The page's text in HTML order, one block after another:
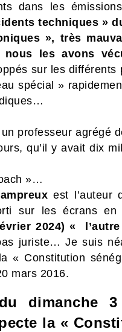
dans les
techniques »
», très
nous les avons
sur les différents
spécial »
professeur agrégé
qu’il y avait dix
»…
est l’auteur
sur les écrans en
2024) «
juriste…Je suis
« Constitution
mars 2016.
dimanche 3
la «